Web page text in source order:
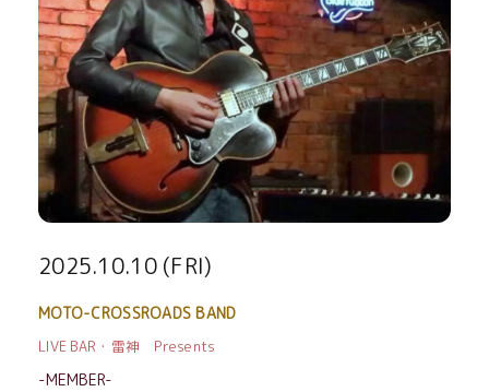
2025.10.10 (FRI)
MOTO-CROSSROADS BAND
LIVE BAR・雷神 Presents
-MEMBER-